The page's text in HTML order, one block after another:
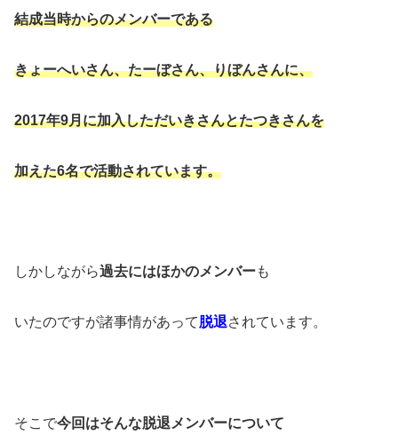
結成当時からのメンバーである
きょーへいさん、たーぼさん、りぼんさんに、
2017年9月に加入しただいきさんとたつきさんを
加えた6名で活動されています。
しかしながら過去にはほかのメンバーも
いたのですが諸事情があって脱退されています。
そこで今回はそんな脱退メンバーについて